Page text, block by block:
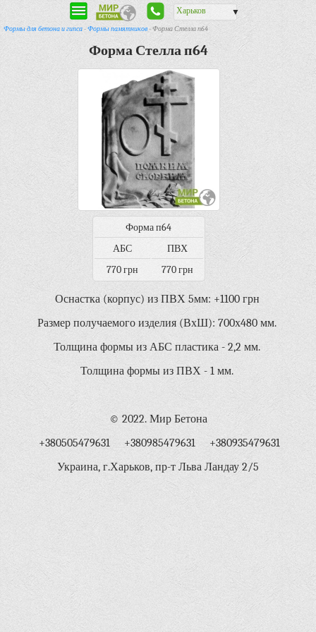
Харьков ▼
Формы для бетона и гипса-Формы памятников- Форма Стелла п64
Форма Стелла п64
Форма п64
АБС
ПВХ
770 грн
770 грн
Оснастка (корпус) из ПВХ 5мм: +1100 грн
Размер получаемого изделия (ВхШ): 700х480 мм.
Толщина формы из АБС пластика - 2,2 мм.
Толщина формы из ПВХ - 1 мм.
© 2022. Мир Бетона
+380505479631 +380985479631 +380935479631
Украина, г.Харьков, пр-т Льва Ландау 2/5